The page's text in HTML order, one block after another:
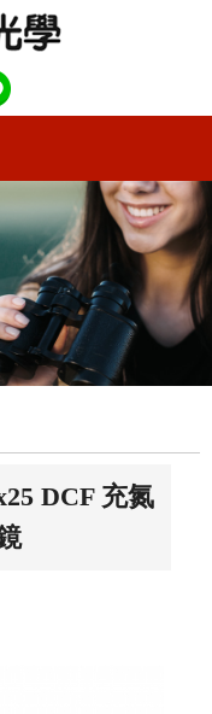
DCF 充氮